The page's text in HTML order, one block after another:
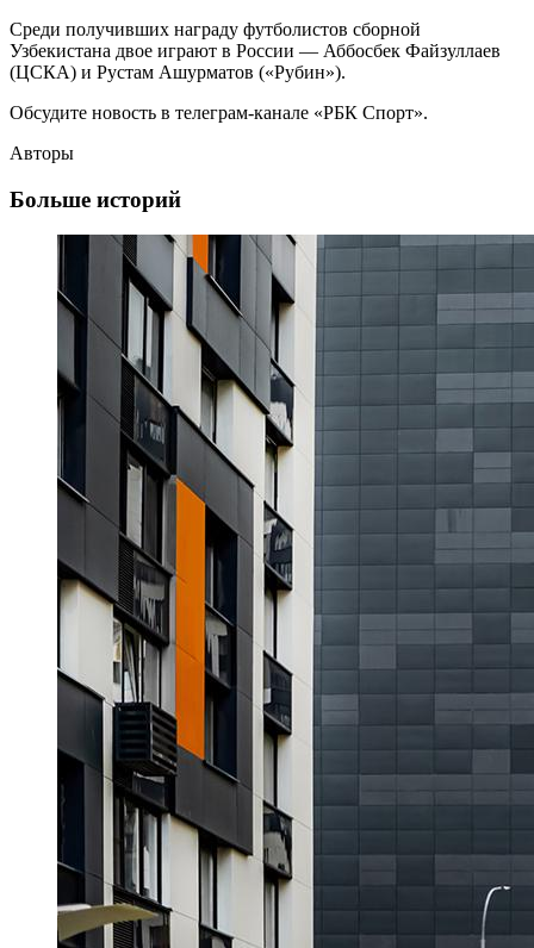
Среди получивших награду футболистов сборной
Узбекистана двое играют в России — Аббосбек Файзуллаев
(ЦСКА) и Рустам Ашурматов («Рубин»).
Обсудите новость в телеграм-канале «РБК Спорт».
Авторы
Больше историй